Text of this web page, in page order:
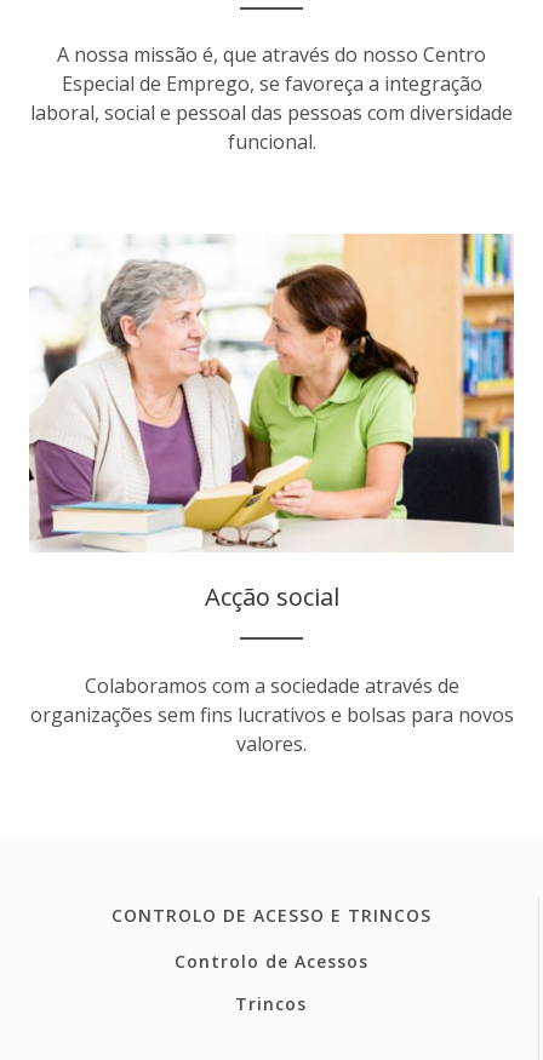
A nossa missão é, que através do nosso Centro
Especial de Emprego, se favoreça a integração
laboral, social e pessoal das pessoas com diversidade
funcional.
Acção social
Colaboramos com a sociedade através de
organizações sem fins lucrativos e bolsas para novos
valores.
CONTROLO DE ACESSO E TRINCOS
Controlo de Acessos
Trincos